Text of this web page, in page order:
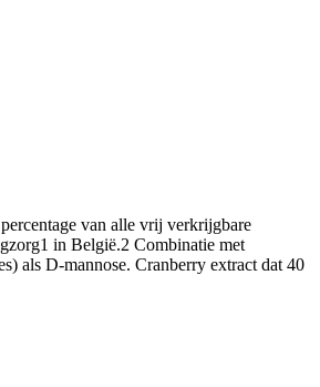
van alle vrij verkrijgbare
in België.2 Combinatie met
als D-mannose. Cranberry extract dat 40